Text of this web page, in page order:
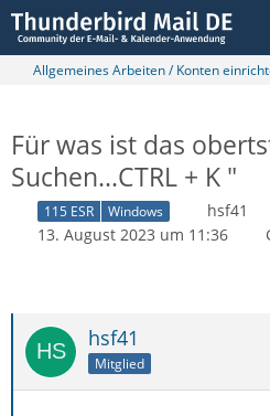
Allgemeines Arbeiten / Konten
Für was ist das
Suchen...CTRL + K "
115 ESR Windows
hsf41
13. August 2023 um 11:36
hsf41
Mitglied